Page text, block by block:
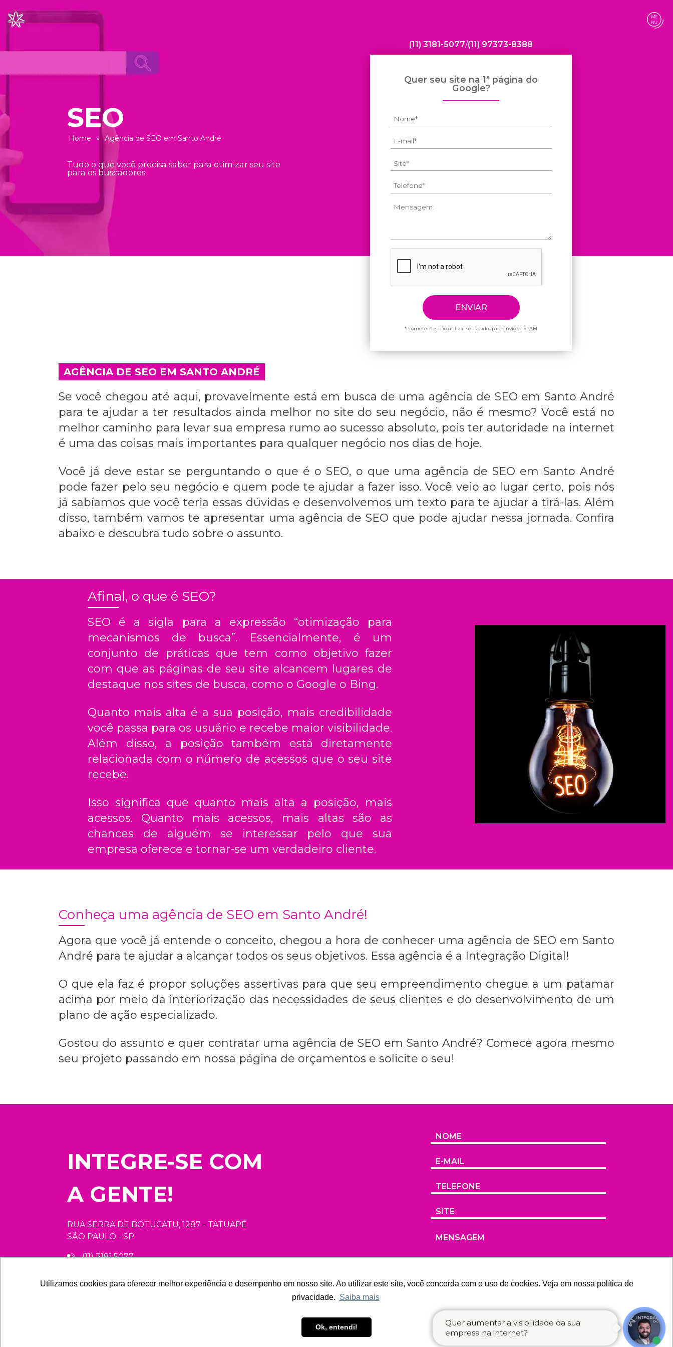
Utilizamos cookies para oferecer melhor experiência e desempenho em nosso site. Ao utilizar este site, você concorda com o uso de cookies. Veja em nossa política de
privacidade. Saiba mais
Ok, entendi!
Home » Agência de SEO em Santo André
(11) 3181-5077/(11) 97373-8388
*Prometemos não utilizar seus dados para envio de SPAM
AGÊNCIA DE SEO EM SANTO ANDRÉ
Se você chegou até aqui, provavelmente está em busca de uma agência de SEO em Santo André
para te ajudar a ter resultados ainda melhor no site do seu negócio, não é mesmo? Você está no
melhor caminho para levar sua empresa rumo ao sucesso absoluto, pois ter autoridade na internet
é uma das coisas mais importantes para qualquer negócio nos dias de hoje.
Você já deve estar se perguntando o que é o SEO, o que uma agência de SEO em Santo André
pode fazer pelo seu negócio e quem pode te ajudar a fazer isso. Você veio ao lugar certo, pois nós
já sabíamos que você teria essas dúvidas e desenvolvemos um texto para te ajudar a tirá-las. Além
disso, também vamos te apresentar uma agência de SEO que pode ajudar nessa jornada. Confira
abaixo e descubra tudo sobre o assunto.
Afinal, o que é SEO?
SEO é a sigla para a expressão “otimização para
mecanismos de busca”. Essencialmente, é um
conjunto de práticas que tem como objetivo fazer
com que as páginas de seu site alcancem lugares de
destaque nos sites de busca, como o Google o Bing.
Quanto mais alta é a sua posição, mais credibilidade
você passa para os usuário e recebe maior visibilidade.
Além disso, a posição também está diretamente
relacionada com o número de acessos que o seu site
recebe.
Isso significa que quanto mais alta a posição, mais
acessos. Quanto mais acessos, mais altas são as
chances de alguém se interessar pelo que sua
empresa oferece e tornar-se um verdadeiro cliente.
Conheça uma agência de SEO em Santo André!
Agora que você já entende o conceito, chegou a hora de conhecer uma agência de SEO em Santo
André para te ajudar a alcançar todos os seus objetivos. Essa agência é a Integração Digital!
O que ela faz é propor soluções assertivas para que seu empreendimento chegue a um patamar
acima por meio da interiorização das necessidades de seus clientes e do desenvolvimento de um
plano de ação especializado.
Gostou do assunto e quer contratar uma agência de SEO em Santo André? Comece agora mesmo
seu projeto passando em nossa página de orçamentos e solicite o seu!
INTEGRE-SE COM
A GENTE!
RUA SERRA DE BOTUCATU, 1287 - TATUAPÉ
SÃO PAULO - SP
(11) 3181.5077
ENVIAR
Quer aumentar a visibilidade da sua
empresa na internet?